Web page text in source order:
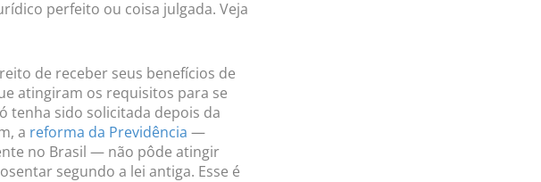
perfeito ou coisa julgada. Veja
de receber seus benefícios de
atingiram os requisitos para se
tenha sido solicitada depois da
a reforma da Previdência —
no Brasil — não pôde atingir
segundo a lei antiga. Esse é